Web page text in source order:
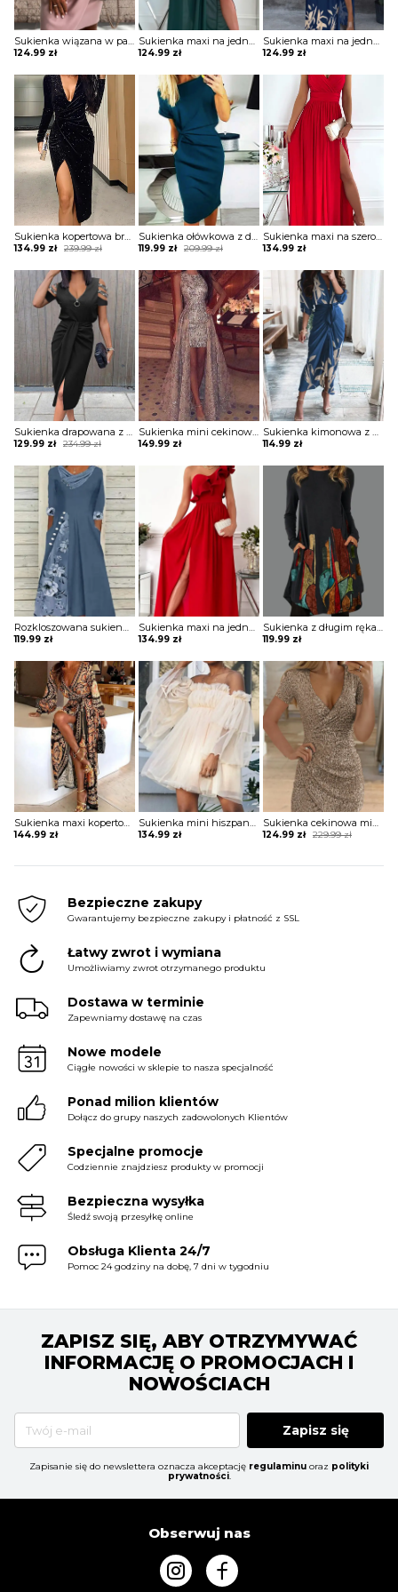
Sukienka wiązana w pasie z krótkimi koronkowymi rękawami
124.99 zł
Sukienka maxi na jedno ramię z drapowaniem
124.99 zł
Sukienka maxi na jedno ramię z zabudowanym dekoltem
124.99 zł
Sukienka kopertowa brokatowa z drapowaniem
239.99zł
Original
was:
239.99 zł.
134.99 zł
Current
is:
134.99 zł.
Sukienka ołówkowa z drapowaniem i dekoltem w łódkę
209.99zł
Original
was:
209.99 zł.
119.99 zł
Current
is:
119.99 zł.
Sukienka maxi na szerokich ramiączkach z kopertową górą i rozporkiem
134.99 zł
Sukienka drapowana z zamkiem i ozdobnymi paskami na ramionach
234.99zł
Original
was:
234.99 zł.
129.99 zł
Current
is:
129.99 zł.
Sukienka mini cekinowa z długą spódnicą
149.99 zł
Sukienka kimonowa z drapowaniem
114.99 zł
Rozkloszowana sukienka z ozdobnymi wstawkami
119.99 zł
Sukienka maxi na jedno ramię z falbaną
134.99 zł
Sukienka z długim rękawem z kieszeniami
119.99 zł
Sukienka maxi kopertowa w stylu boho
144.99 zł
Sukienka mini hiszpanka tiulowa z szerokimi rękawami
134.99 zł
Sukienka cekinowa mini z krótkim rękawem
229.99zł
Original
124.99 zł
Current
Bezpieczne zakupy
Gwarantujemy bezpieczne zakupy i płatność z SSL
Łatwy zwrot i wymiana
Umożliwiamy zwrot otrzymanego produktu
Dostawa w terminie
Zapewniamy dostawę na czas
Nowe modele
Ciągłe nowości w sklepie to nasza specjalność
Ponad milion klientów
Dołącz do grupy naszych zadowolonych Klientów
Specjalne promocje
Codziennie znajdziesz produkty w promocji
Bezpieczna wysyłka
Śledź swoją przesyłkę online
Obsługa Klienta 24/7
Pomoc 24 godziny na dobę, 7 dni w tygodniu
ZAPISZ SIĘ, ABY OTRZYMYWAĆ
INFORMACJĘ O PROMOCJACH I
NOWOŚCIACH
Zapisz się
Zapisanie się do newslettera oznacza akceptację regulaminu oraz polityki
prywatności.
Obserwuj nas